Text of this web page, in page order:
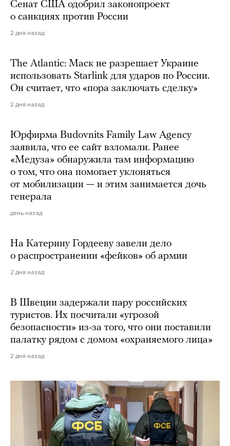
Сенат США одобрил законопроект
о санкциях против России
2 дня назад
The Atlantic: Маск не разрешает Украине
использовать Starlink для ударов по России.
Он считает, что «пора заключать сделку»
2 дня назад
Юрфирма Budovnits Family Law Agency
заявила, что ее сайт взломали. Ранее
«Медуза» обнаружила там информацию
о том, что она помогает уклоняться
от мобилизации — и этим занимается дочь
генерала
день назад
На Катерину Гордееву завели дело
о распространении «фейков» об армии
2 дня назад
В Швеции задержали пару российских
туристов. Их посчитали «угрозой
безопасности» из-за того, что они поставили
палатку рядом с домом «охраняемого лица»
2 дня назад